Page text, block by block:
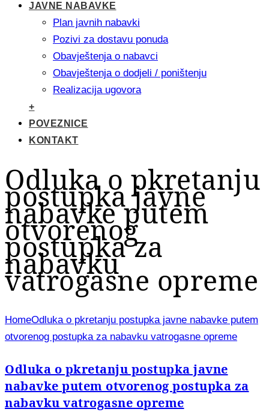
JAVNE NABAVKE
Plan javnih nabavki
Pozivi za dostavu ponuda
Obavještenja o nabavci
Obavještenja o dodjeli / poništenju
Realizacija ugovora
+
POVEZNICE
KONTAKT
Odluka o pkretanju
postupka javne
nabavke putem
otvorenog
postupka za
nabavku
vatrogasne opreme
HomeOdluka o pkretanju postupka javne nabavke putem
otvorenog postupka za nabavku vatrogasne opreme
Odluka o pkretanju postupka javne
nabavke putem otvorenog postupka za
nabavku vatrogasne opreme